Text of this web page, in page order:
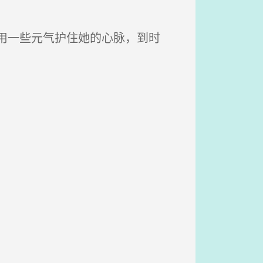
些元气护住她的心脉，到时